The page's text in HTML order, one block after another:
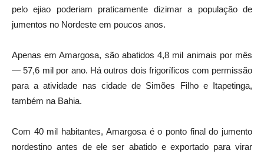
pelo ejiao poderiam praticamente dizimar a população de
jumentos no Nordeste em poucos anos.
Apenas em Amargosa, são abatidos 4,8 mil animais por mês
— 57,6 mil por ano. Há outros dois frigoríficos com permissão
para a atividade nas cidade de Simões Filho e Itapetinga,
também na Bahia.
Com 40 mil habitantes, Amargosa é o ponto final do jumento
nordestino antes de ele ser abatido e exportado para virar